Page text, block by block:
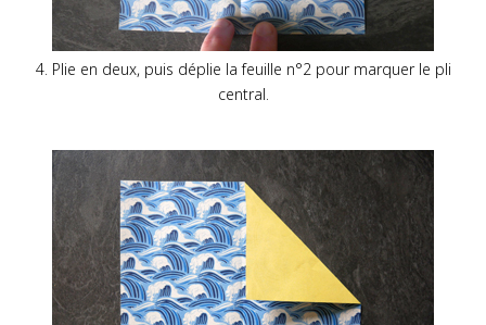
4. Plie en deux, puis déplie la feuille n°2 pour marquer le pli
central.